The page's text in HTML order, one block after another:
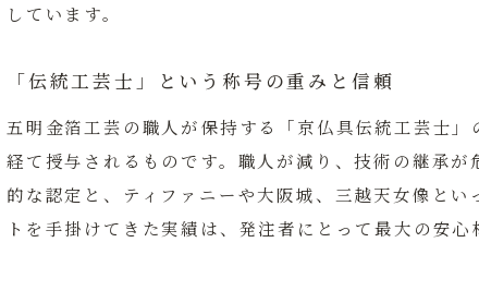
しています。
「伝統工芸士」という称号の重みと信頼
五明金箔工芸の職人が保持する「京仏具伝統工芸士
経て授与されるものです。職人が減り、技術の継承
的な認定と、ティファニーや大阪城、三越天女像と
トを手掛けてきた実績は、発注者にとって最大の安心